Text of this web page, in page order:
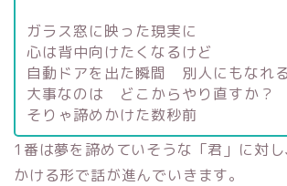
ガラス窓に映った現実に
心は背中向けたくなるけど
自動ドアを出た瞬間 別人にもなれる
大事なのは どこからやり直すか？
そりゃ諦めかけた数秒前
1番は夢を諦めていそうな「君」に対
かける形で話が進んでいきます。